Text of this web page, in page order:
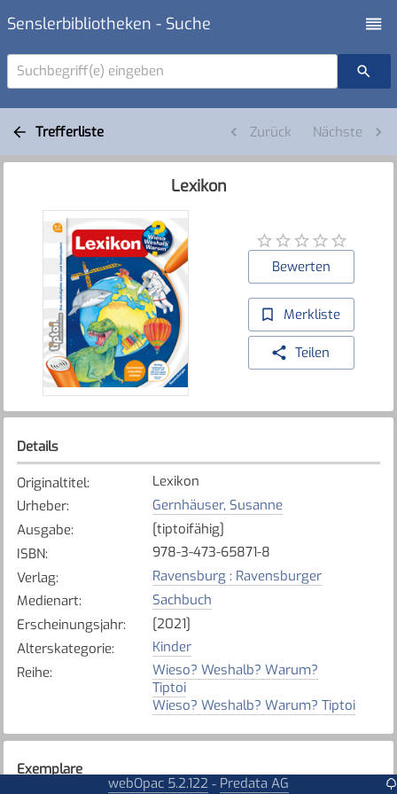
Senslerbibliotheken - Suche
Suchbegriff(e) eingeben
Trefferliste Zurück Nächste
Lexikon
Bewerten
Merkliste
Teilen
Details
Originaltitel:
Lexikon
Urheber:
Gernhäuser, Susanne
Ausgabe:
[tiptoifähig]
ISBN:
978-3-473-65871-8
Verlag:
Ravensburg : Ravensburger
Medienart:
Sachbuch
Erscheinungsjahr:
[2021]
Alterskategorie:
Kinder
Reihe:
Wieso? Weshalb? Warum?
Tiptoi
Wieso? Weshalb? Warum? Tiptoi
Exemplare
webOpac 5.2.122 - Predata AG